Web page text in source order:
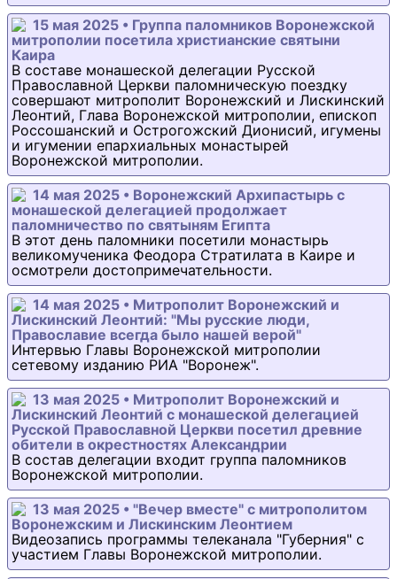
15 мая 2025 • Группа паломников Воронежской
митрополии посетила христианские святыни
Каира
В составе монашеской делегации Русской
Православной Церкви паломническую поездку
совершают митрополит Воронежский и Лискинский
Леонтий, Глава Воронежской митрополии, епископ
Россошанский и Острогожский Дионисий, игумены
и игумении епархиальных монастырей
Воронежской митрополии.
14 мая 2025 • Воронежский Архипастырь с
монашеской делегацией продолжает
паломничество по святыням Египта
В этот день паломники посетили монастырь
великомученика Феодора Стратилата в Каире и
осмотрели достопримечательности.
14 мая 2025 • Митрополит Воронежский и
Лискинский Леонтий: "Мы русские люди,
Православие всегда было нашей верой"
Интервью Главы Воронежской митрополии
сетевому изданию РИА "Воронеж".
13 мая 2025 • Митрополит Воронежский и
Лискинский Леонтий с монашеской делегацией
Русской Православной Церкви посетил древние
обители в окрестностях Александрии
В состав делегации входит группа паломников
Воронежской митрополии.
13 мая 2025 • "Вечер вместе" с митрополитом
Воронежским и Лискинским Леонтием
Видеозапись программы телеканала "Губерния" с
участием Главы Воронежской митрополии.